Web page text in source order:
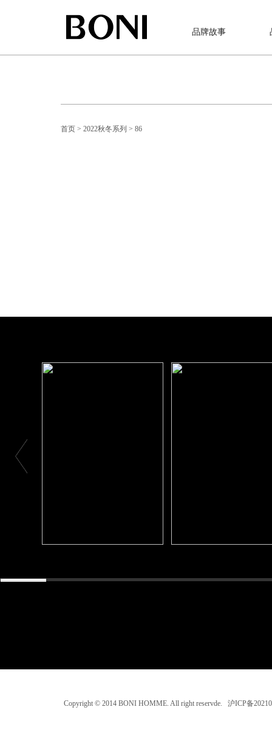
品牌故事
首页 > 2022秋冬系列 > 86
Copyright © 2014 BONI HOMME. All right reservde. 沪ICP备